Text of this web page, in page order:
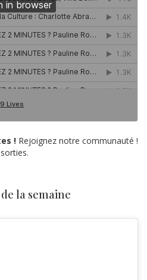
! Rejoignez notre communauté !
la semaine